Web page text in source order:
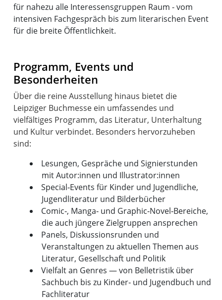
für nahezu alle Interessensgruppen Raum - vom
intensiven Fachgespräch bis zum literarischen Event
für die breite Öffentlichkeit.
Programm, Events und
Besonderheiten
Über die reine Ausstellung hinaus bietet die
Leipziger Buchmesse ein umfassendes und
vielfältiges Programm, das Literatur, Unterhaltung
und Kultur verbindet. Besonders hervorzuheben
Lesungen, Gespräche und Signierstunden
mit Autor:innen und Illustrator:innen
Special‑Events für Kinder und Jugendliche,
Jugendliteratur und Bilderbücher
Comic‑, Manga‑ und Graphic‑Novel‑Bereiche,
die auch jüngere Zielgruppen ansprechen
Panels, Diskussionsrunden und
Veranstaltungen zu aktuellen Themen aus
Literatur, Gesellschaft und Politik
Vielfalt an Genres — von Belletristik über
Sachbuch bis zu Kinder‑ und Jugendbuch und
Fachliteratur